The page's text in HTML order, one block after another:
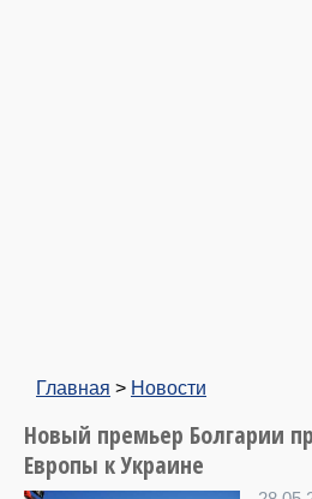
Главная > Новости
Новый премьер Болгарии
Европы к Украине